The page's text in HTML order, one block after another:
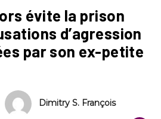
évite la prison
d’agression
par son ex-petite
Dimitry S. François